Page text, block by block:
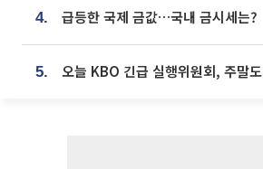
4. 급등한 국제 금값…국내 금시세는?
5. 오늘 KBO 긴급 실행위원회, 주말